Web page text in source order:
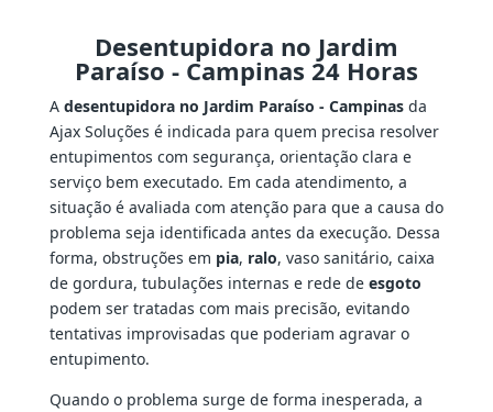
Desentupidora no Jardim
Paraíso - Campinas 24 Horas
A desentupidora no Jardim Paraíso - Campinasda
Ajax Soluções é indicada para quem precisa resolver
entupimentos com segurança, orientação clara e
serviço bem executado. Em cada atendimento, a
situação é avaliada com atenção para que a causa do
problema seja identificada antes da execução. Dessa
forma, obstruções em pia, ralo, vaso sanitário, caixa
de gordura, tubulações internas e rede de esgoto
podem ser tratadas com mais precisão, evitando
tentativas improvisadas que poderiam agravar o
entupimento.
Quando o problema surge de forma inesperada, a